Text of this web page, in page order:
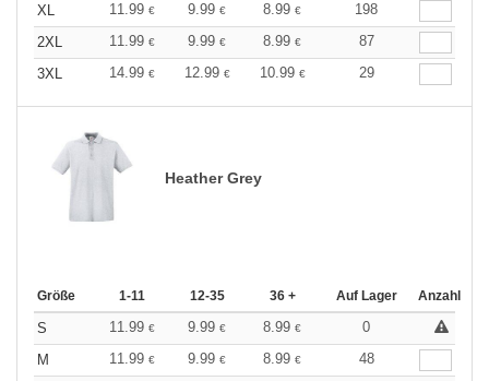
XL
11.99 € 9.99 € 8.99 €
198
2XL
11.99 € 9.99 € 8.99 €
87
3XL
14.99 € 12.99 € 10.99 € 29
Heather Grey
Größe 1-11 12-35 36 + Auf Lager Anzahl
S 11.99 € 9.99 € 8.99 €
0
M
11.99 € 9.99 € 8.99 €
48